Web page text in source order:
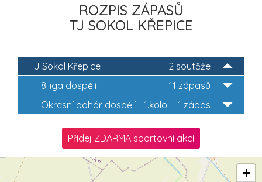
ROZPIS ZÁPASŮ
TJ SOKOL KŘEPICE
2 soutěže
TJ Sokol Křepice
11 zápasů
8.liga dospělí
1 zápas
Okresní pohár dospělí - 1.kolo
Přidej ZDARMA sportovní akci
+